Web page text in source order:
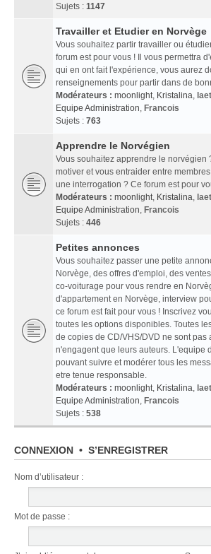
Sujets : 1147
Travailler et Etudier en Norvège
Vous souhaitez partir travailler ou
forum est pour vous ! Il vous permettra
qui en ont fait l'expérience, vous aurez
renseignements pour partir dans de
Modérateurs : moonlight, Kristalina,
Equipe Administration, Francois
Sujets : 763
Apprendre le Norvégien
Vous souhaitez apprendre le norvégien
motiver et vous entraider entre
une interrogation ? Ce forum est pour
Modérateurs : moonlight, Kristalina,
Equipe Administration, Francois
Sujets : 446
Petites annonces
Vous souhaitez passer une petite
Norvège, des offres d'emploi, des
co-voiturage pour vous rendre en
d'appartement en Norvège, interview
ce forum est fait pour vous ! Inscrivez
toutes les options disponibles. Toutes
de copies de CD/VHS/DVD ne sont pas
n'engagent que leurs auteurs. L'equipe
pouvant suivre et modérer tous les
etre tenue responsable.
Modérateurs : moonlight, Kristalina,
Equipe Administration, Francois
Sujets : 538
CONNEXION • S’ENREGISTRER
Nom d’utilisateur :
Mot de passe :